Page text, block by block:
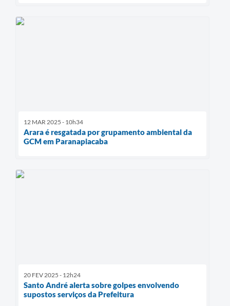
12 MAR 2025 - 10h34
Arara é resgatada por grupamento ambiental da
GCM em Paranapiacaba
20 FEV 2025 - 12h24
Santo André alerta sobre golpes envolvendo
supostos serviços da Prefeitura